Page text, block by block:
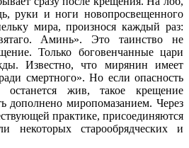
руки и ноги новопросвещенного
мира, произнося каждый раз:
Аминь». Это таинство не
Только боговенчанные цари
Известно, что мирянин имеет
смертного». Но если опасность
жив, такое крещение
дополнено миропомазанием. Через
практике, присоединяются
некоторых старообрядческих и